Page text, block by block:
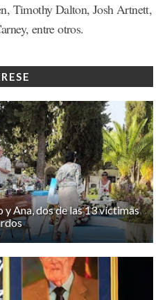
Timothy Dalton, Josh Artnett,
entre otros.
Ana, dos de las 13 víctimas